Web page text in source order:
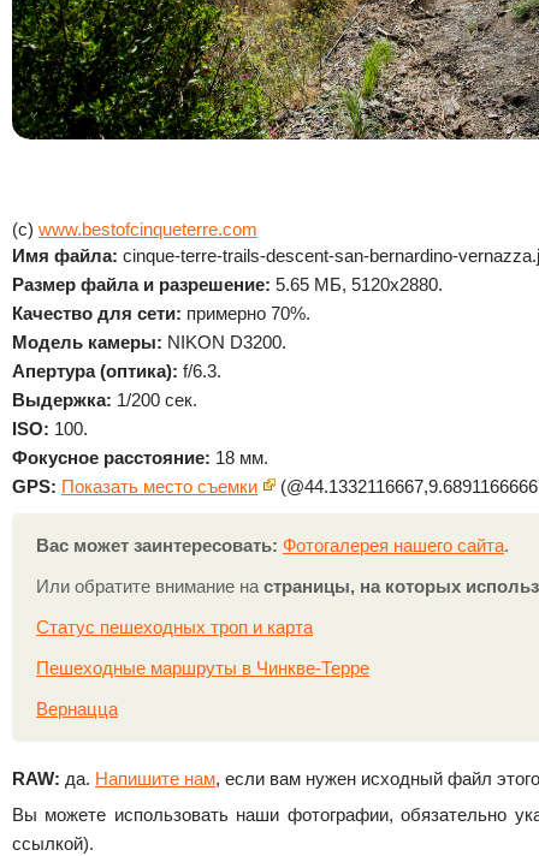
(c) www.bestofcinqueterre.com
Имя файла: cinque-terre-trails-descent-san-bernardino-
Размер файла и разрешение: 5.65 МБ, 5120x2880.
Качество для сети: примерно 70%.
Модель камеры: NIKON D3200.
Апертура (оптика): f/6.3.
Выдержка: 1/200 сек.
ISO: 100.
Фокусное расстояние: 18 мм.
GPS: Показать место съемки
Вас может заинтересовать: Фотогалерея нашего сайта.
Или обратите внимание на страницы, на которых
Статус пешеходных троп и карта
Пешеходные маршруты в Чинкве-Терре
Вернацца
RAW: да. Напишите нам, если вам нужен исходный файл
Вы можете использовать наши фотографии, обязательно
ссылкой).